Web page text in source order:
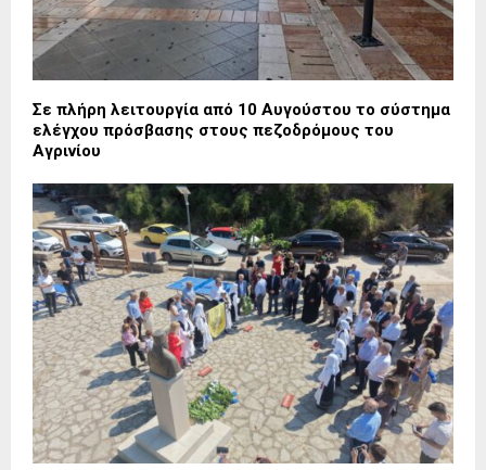
Σε πλήρη λειτουργία από 10 Αυγούστου το σύστημα
ελέγχου πρόσβασης στους πεζοδρόμους του
Αγρινίου